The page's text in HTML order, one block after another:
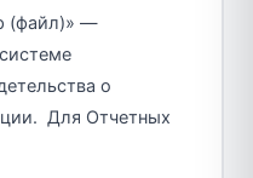
(файл)» —
о
Для Отчетных